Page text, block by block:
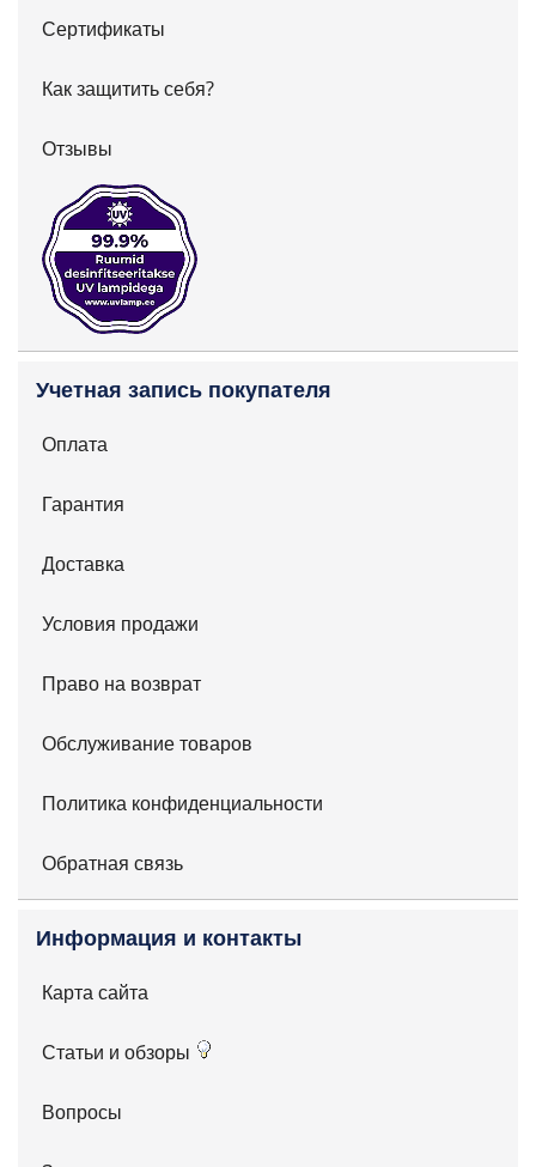
Сертификаты
Как защитить себя?
Отзывы
Учетная запись покупателя
Оплата
Гарантия
Доставка
Условия продажи
Право на возврат
Обслуживание товаров
Политика конфиденциальности
Обратная связь
Информация и контакты
Карта сайта
Статьи и обзоры
Вопросы